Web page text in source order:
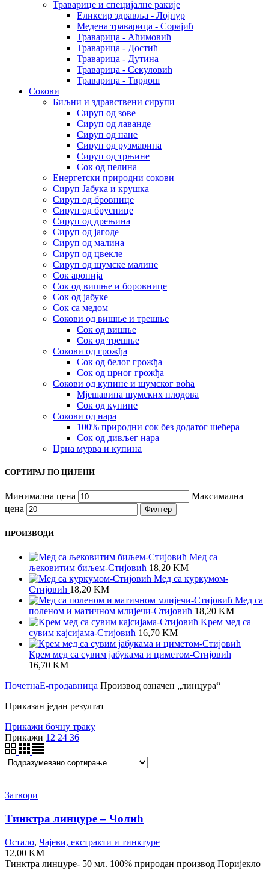
Траварице и специјалне ракије
Еликсир здравља - Лојпур
Медена траварица - Сорајић
Траварица - Аћимовић
Траварица - Достић
Траварица - Дутина
Траварица - Секуловић
Траварица - Тврдош
Сокови
Биљни и здравствени сирупи
Сируп од зове
Сируп од лаванде
Сируп од нане
Сируп од рузмарина
Сируп од трњине
Сок од пелина
Енергетски природни сокови
Сируп Јабука и крушка
Сируп од бровнице
Сируп од бруснице
Сируп од дрењина
Сируп од јагоде
Сируп од малина
Сируп од цвекле
Сируп од шумске малине
Сок аронија
Сок од вишње и боровнице
Сок од јабуке
Сок са медом
Сокови од вишње и трешње
Сок од вишње
Сок од трешње
Сокови од грожђа
Сок од белог грожђа
Сок од црног грожђа
Сокови од купине и шумског воћа
Мјешавина шумских плодова
Сок од купине
Сокови од нара
100% природни сок без додатог шећера
Сок од дивљег нара
Црна мурва и купина
СОРТИРАЈ ПО ЦИЈЕНИ
Минимална цена
Максимална
цена
Филтер
ПРОИЗВОДИ
Мед са
љековитим биљем-Стијовић 18,20 KM
Meд са куркумом-
Стијовић 18,20 KM
Мед са
поленом и матичном млијечи-Стијовић 18,20 KM
Kрем мед са
сувим кајсијама-Стијовић 16,70 KM
Крем мед са сувим јабукама и циметом-Стијовић
16,70 KM
ПочетнаЕ-продавница Производ oзначен „линцура“
Приказан један резултат
Прикажи бочну траку
Прикажи 12 24 36
Затвори
Тинктра линцуре – Чолић
Остало, Чајеви, екстракти и тинктуре
12,00 KM
Тинктра линцуре- 50 мл. 100% природан производ Поријекло